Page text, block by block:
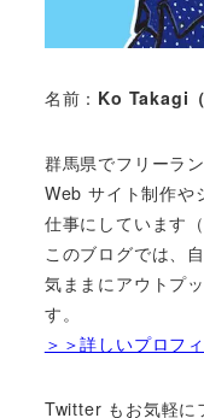
名前： Ko Takagi
群馬県でフリーラ
Web サイト制作や
仕事にしています（
このブログでは、
気ままにアウトプ
す。
＞＞詳しいプロフ
Twitter もお気軽に